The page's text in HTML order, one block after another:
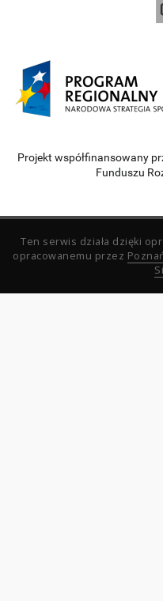
Projekt współfinansowany
Funduszu
Ten serwis działa dzięki
opracowanemu przez